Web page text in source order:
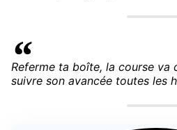
Referme ta boîte, la course va
suivre son avancée toutes les